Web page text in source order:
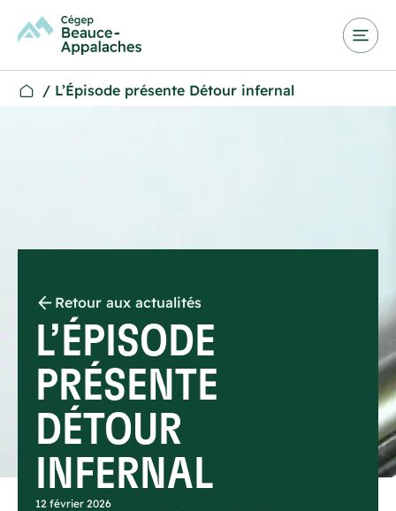
/ L’Épisode présente Détour infernal
Retour aux actualités
L’ÉPISODE
PRÉSENTE
DÉTOUR
INFERNAL
12 février 2026